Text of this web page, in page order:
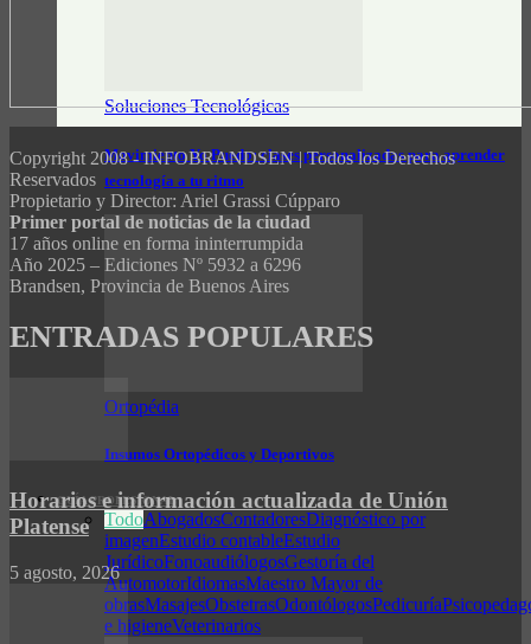
Soluciones Tecnológicas
Movimiento Yo Puedo: clases personalizadas para aprender
tecnología a tu ritmo
Ortopédia
Insumos Ortopédicos y Deportivos
GUÍA PROFESIONAL
TodoAbogadosContadoresDiagnóstico por
imagenEstudio contableEstudio
JurídicoFonoaudiólogosGestoría del
AutomotorIdiomasMaestro Mayor de
obrasMasajesObstetrasOdontólogosPedicuría
e higieneVeterinarios
Copyright 2008 - INFOBRANDSEN | Todos los Derechos
Reservados
Propietario y Director: Ariel Grassi Cúpparo
Primer portal de noticias de la ciudad
17 años online en forma ininterrumpida
Año 2025 – Ediciones Nº 5932 a 6296
Brandsen, Provincia de Buenos Aires
ENTRADAS POPULARES
Horarios e información actualizada de Unión
Platense
5 agosto, 2026